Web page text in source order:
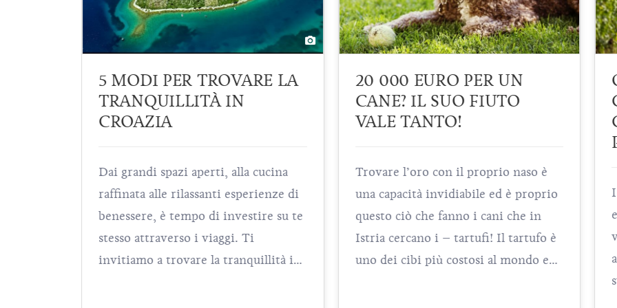
20 000 EURO PER UN
CANE? IL SUO FIUTO
VALE TANTO!
Trovare l’oro con il proprio naso è
una capacità invidiabile ed è proprio
questo ciò che fanno i cani che in
Istria cercano i – tartufi! Il tartufo è
uno dei cibi più costosi al mondo e
QUATTRO DATI SUI VINI
CROATI CHE TI
CAMBIERANNO LA VITA
I vini croati rientrano tra gli
esemplari più interessanti della
viticoltura recente. Nati nei tempi
antichi, almeno 2.500 anni fa, hanno